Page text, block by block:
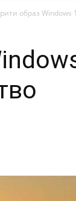
образ Windows